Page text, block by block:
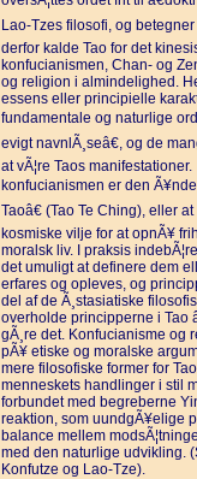
Lao-Tzes filosofi, og betegner
derfor kalde Tao for det
konfucianismen, Chan- og
og religion i almindelighed.
essens eller principielle
fundamentale og naturlige
evigt navnlÃ¸seâ€, og de
at vÃ¦re Taos
konfucianismen er den
Taoâ€ (Tao Te Ching), eller
kosmiske vilje for at opnÃ¥
moralsk liv. I praksis
det umuligt at definere dem
erfares og opleves, og
del af de Ã¸stasiatiske
overholde principperne i Tao
gÃ¸re det. Konfucianisme og
pÃ¥ etiske og moralske
mere filosofiske former for
menneskets handlinger i stil
forbundet med begreberne
reaktion, som uundgÃ¥elige
balance mellem
med den naturlige udvikling.
Konfutze og Lao-Tze).